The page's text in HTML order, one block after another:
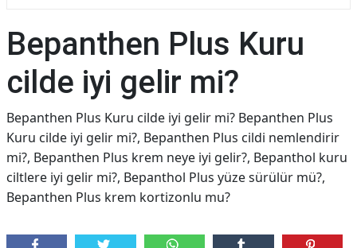
Bepanthen Plus Kuru
cilde iyi gelir mi?
Bepanthen Plus Kuru cilde iyi gelir mi? Bepanthen Plus
Kuru cilde iyi gelir mi?, Bepanthen Plus cildi nemlendirir
mi?, Bepanthen Plus krem neye iyi gelir?, Bepanthol kuru
ciltlere iyi gelir mi?, Bepanthol Plus yüze sürülür mü?,
Bepanthen Plus krem kortizonlu mu?